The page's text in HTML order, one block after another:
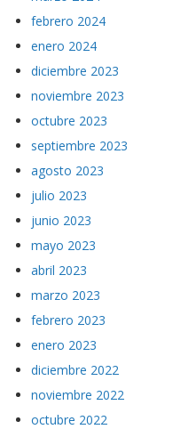
febrero 2024
enero 2024
diciembre 2023
noviembre 2023
octubre 2023
septiembre 2023
agosto 2023
julio 2023
junio 2023
mayo 2023
abril 2023
marzo 2023
febrero 2023
enero 2023
diciembre 2022
noviembre 2022
octubre 2022